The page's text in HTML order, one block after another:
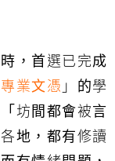
，首選已完成
業文憑 」的學
坊間都會被言
地，都有修讀